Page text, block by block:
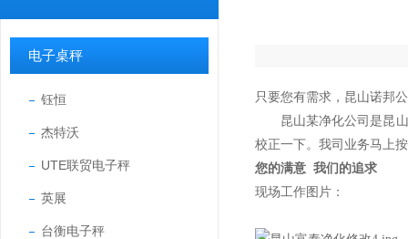
电子桌秤
钰恒
杰特沃
UTE联贸电子秤
英展
台衡电子秤
只要您有需求，昆山诺邦
昆山某净化公司是昆山
校正一下。我司业务马上
您的满意 我们的追求
现场工作图片：